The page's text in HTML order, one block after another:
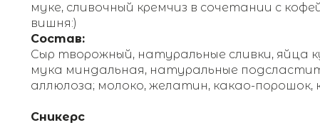
муке, сливочный кремчиз в сочетании с
вишня:)
Состав:
Сыр творожный, натуральные сливки, яйца
мука миндальная, натуральные
аллюлоза; молоко, желатин, какао-порошок,
Сникерс